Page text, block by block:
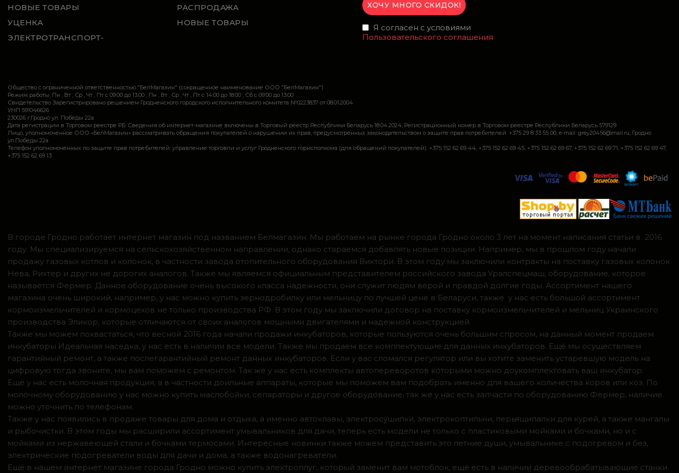
НОВЫЕ ТОВАРЫ
РАСПРОДАЖА
УЦЕНКА
НОВЫЕ ТОВАРЫ
ЭЛЕКТРОТРАНСПОРТ-
Я согласен с условиями
Пользовательского соглашения
Общество с ограниченной ответственностью "БелМагазин" (сокращенное наименование ООО "БелМагазин")
Режим работы: Пн , Вт , Ср , Чт , Пт c 09:00 до 13:00 ; Пн , Вт , Ср , Чт , Пт c 14:00 до 18:00 ; Сб c 09:00 до 13:00
Свидетельство Зарегистрировано решением Гродненского городского исполнительного комитета №0223837 от 08.01.2004
УНП 591046626
230026 г.Гродно ул. Победы 22а
Дата регистрации в Торговом реестре РБ: Сведения об интернет-магазине включены в Торговый реестр Республики Беларусь 18.04.2024, Регистрационный номер в Торговом реестре Республики Беларусь 579129
Лицо, уполномоченное ООО «БелМагазин» рассматривать обращения покупателей о нарушении их прав, предусмотренных законодательством о защите прав потребителей: +375 29 8 33 55 00, e-mail: grey20456@mail.ru, Гродно
ул.Победы 22а
Телефон уполномоченных по защите прав потребителей: управление торговли и услуг Гродненского горисполкома (для обращений покупателей): +375 152 62 69 44, +375 152 62 69 45, +375 152 62 69 67, +375 152 62 69 71, +375 152 62 69 47,
+375 152 62 69 13
В городе Гродно работает интернет магазин под названием Белмагазин. Мы работаем на рынке города Гродно около 3 лет на момент написания статьи в 2016
году. Мы специализируемся на сельскохозяйственном направлении, однако стараемся добавлять новые позиции. Например, мы в прошлом году начали
продажу газовых котлов и колонок, в частности завода отопительного оборудования Виктори. В этом году мы заключили контракты на поставку газовых колонок
Нева, Рихтер и других не дорогих аналогов. Также мы являемся официальным представителем российского завода Уралспецмаш, оборудование, которое
называется Фермер. Данное оборудование очень высокого класса надежности, они служит людям верой и правдой долгие годы. Ассортимент нашего
магазина очень широкий, например, у нас можно купить зернодробилку или мельницу по лучшей цене в Беларуси, также у нас есть большой ассортимент
кормоизмельчителей и кормоцехов не только производства РФ. В этом году мы заключили договор на поставку кормоизмельчителей и мельниц Украинского
производства Эликор, которые отличаются от своих аналогов мощными двигателями и надежной конструкцией.
Также мы можем похвастаться, что весной 2016 года начали продажи инкубаторов, которые пользуются очень большим спросом, на данный момент продаем
инкубаторы Идеальная наседка, у нас есть в наличии все модели. Также мы продаем все комплектующие для данных инкубаторов. Ещё мы осуществляем
гарантийный ремонт, а также послегарантийный ремонт данных инкубаторов. Если у вас сломался регулятор или вы хотите заменить устаревшую модель на
цифровую тогда звоните, мы вам поможем с ремонтом. Так же у нас есть комплекты автопереворотов которыми можно доукомплектовать ваш инкубатор.
Ещё у нас есть молочная продукция, а в частности доильные аппараты, которые мы поможем вам подобрать именно для вашего количества коров или коз. По
молочному оборудованию у нас можно купить маслобойки, сепараторы и другое оборудование, так же у нас есть запчасти по оборудованию Фермер, наличие
можно уточнить по телефонам.
Также у нас появились в продаже товары для дома и отдыха, а именно автоклавы, электросушилки, электрокоптильни, перьящипалки для курей, а также мангалы
и рыбочистки. В этом годы мы расширили ассортимент умывальников для дачи, теперь есть модели не только с пластиковыми мойками и бочками, но и с
мойками из нержавеющей стали и бочками термосами. Интересные новинки также можем представить это летние души, умывальнике с подогревом и без,
электрические подогреватели воды для дачи и дома, а также водонагреватели.
Ещё в нашем интернет магазине города Гродно можно купить электроплуг, который заменит вам мотоблок, ещё есть в наличии деревообрабатывающие станки